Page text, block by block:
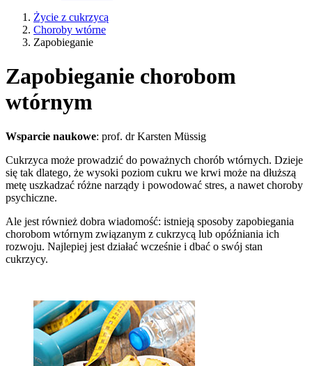
Życie z cukrzycą
Choroby wtórne
Zapobieganie
Zapobieganie chorobom
wtórnym
Wsparcie naukowe: prof. dr Karsten Müssig
Cukrzyca może prowadzić do poważnych chorób wtórnych. Dzieje
się tak dlatego, że wysoki poziom cukru we krwi może na dłuższą
metę uszkadzać różne narządy i powodować stres, a nawet choroby
psychiczne.
Ale jest również dobra wiadomość: istnieją sposoby zapobiegania
chorobom wtórnym związanym z cukrzycą lub opóźniania ich
rozwoju. Najlepiej jest działać wcześnie i dbać o swój stan
cukrzycy.